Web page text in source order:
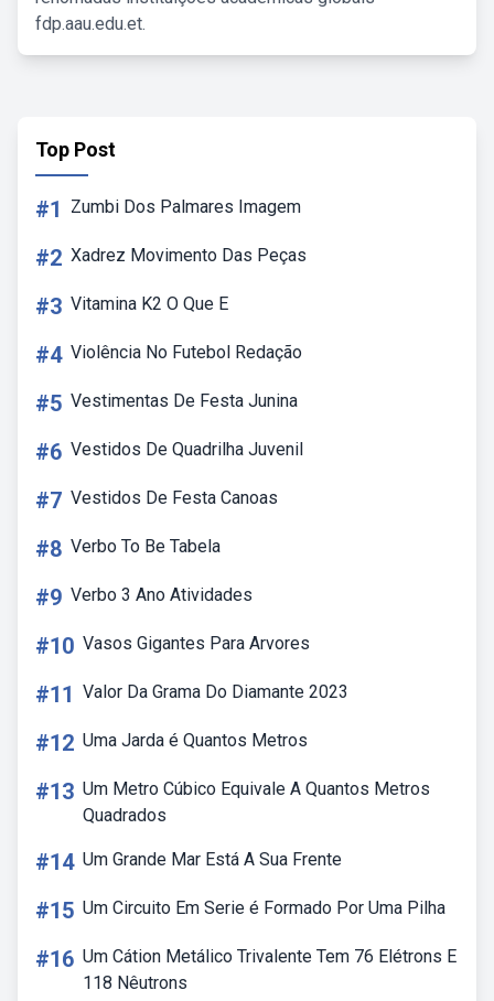
fdp.aau.edu.et.
Top Post
#1 Zumbi Dos Palmares Imagem
#2 Xadrez Movimento Das Peças
#3 Vitamina K2 O Que E
#4 Violência No Futebol Redação
#5 Vestimentas De Festa Junina
#6 Vestidos De Quadrilha Juvenil
#7 Vestidos De Festa Canoas
#8 Verbo To Be Tabela
#9 Verbo 3 Ano Atividades
#10 Vasos Gigantes Para Arvores
#11 Valor Da Grama Do Diamante 2023
#12 Uma Jarda é Quantos Metros
#13 Um Metro Cúbico Equivale A Quantos Metros
Quadrados
#14 Um Grande Mar Está A Sua Frente
#15 Um Circuito Em Serie é Formado Por Uma Pilha
#16 Um Cátion Metálico Trivalente Tem 76 Elétrons E
118 Nêutrons